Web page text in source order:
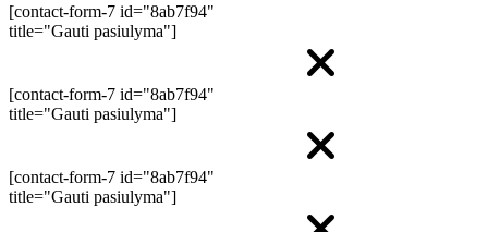
[contact-form-7 id="8ab7f94"
title="Gauti pasiulyma"]
[contact-form-7 id="8ab7f94"
title="Gauti pasiulyma"]
[contact-form-7 id="8ab7f94"
title="Gauti pasiulyma"]